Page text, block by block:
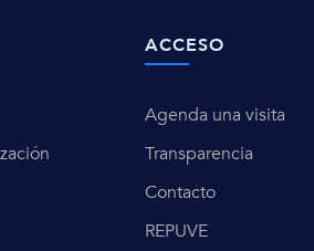
ACCESO
Agenda una visita
Transparencia
Contacto
REPUVE